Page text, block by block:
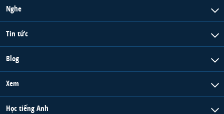
Nghe
Tin tức
Blog
Xem
Học tiếng Anh